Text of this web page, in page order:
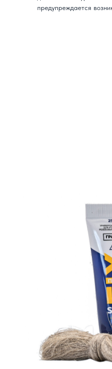
предупреждается